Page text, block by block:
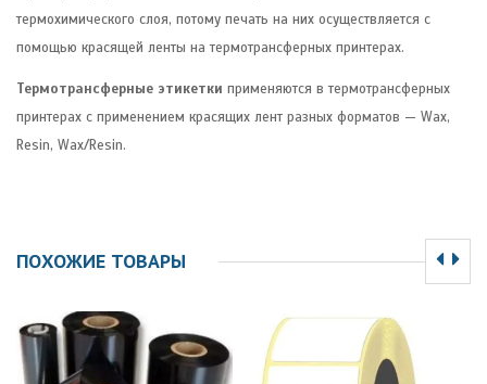
термохимического слоя, потому печать на них осуществляется с
помощью красящей ленты на термотрансферных принтерах.
Термотрансферные этикетки применяются в термотрансферных
принтерах с применением красящих лент разных форматов — Wax,
Resin, Wax/Resin.
ПОХОЖИЕ ТОВАРЫ